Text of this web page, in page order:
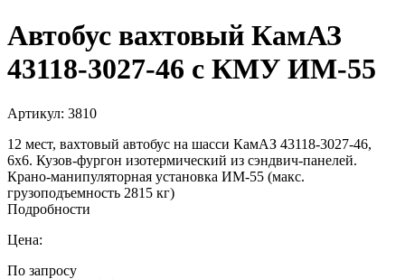
Автобус вахтовый КамАЗ
43118-3027-46 с КМУ ИМ-55
Артикул: 3810
12 мест, вахтовый автобус на шасси КамАЗ 43118-3027-46,
6х6. Кузов-фургон изотермический из сэндвич-панелей.
Крано-манипуляторная установка ИМ-55 (макс.
грузоподъемность 2815 кг)
Подробности
Цена:
По запросу